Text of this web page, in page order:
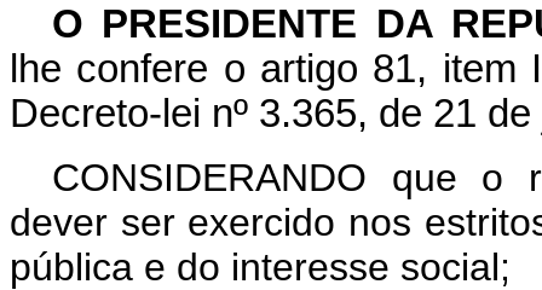
O PRESIDENTE DA
lhe confere o artigo 81,
Decreto-lei nº 3.365, de 21
CONSIDERANDO que o
dever ser exercido nos
pública e do interesse social;